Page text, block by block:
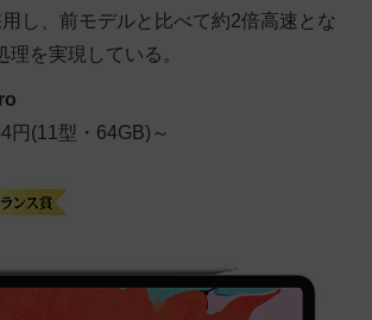
し、前モデルと比べて約2倍高速とな
理を実現している。
円(11型・64GB)～